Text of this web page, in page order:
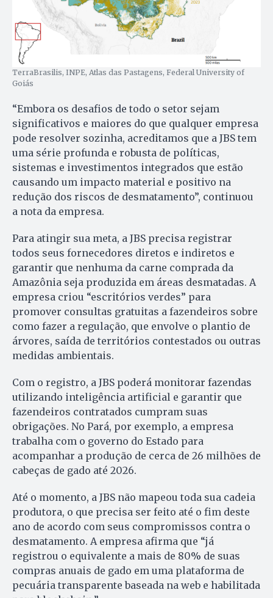
TerraBrasilis, INPE, Atlas das Pastagens, Federal University of
Goiás
“Embora os desafios de todo o setor sejam
significativos e maiores do que qualquer empresa
pode resolver sozinha, acreditamos que a JBS tem
uma série profunda e robusta de políticas,
sistemas e investimentos integrados que estão
causando um impacto material e positivo na
redução dos riscos de desmatamento”, continuou
a nota da empresa.
Para atingir sua meta, a JBS precisa registrar
todos seus fornecedores diretos e indiretos e
garantir que nenhuma da carne comprada da
Amazônia seja produzida em áreas desmatadas. A
empresa criou “escritórios verdes” para
promover consultas gratuitas a fazendeiros sobre
como fazer a regulação, que envolve o plantio de
árvores, saída de territórios contestados ou outras
medidas ambientais.
Com o registro, a JBS poderá monitorar fazendas
utilizando inteligência artificial e garantir que
fazendeiros contratados cumpram suas
obrigações. No Pará, por exemplo, a empresa
trabalha com o governo do Estado para
acompanhar a produção de cerca de 26 milhões de
cabeças de gado até 2026.
Até o momento, a JBS não mapeou toda sua cadeia
produtora, o que precisa ser feito até o fim deste
ano de acordo com seus compromissos contra o
desmatamento. A empresa afirma que “já
registrou o equivalente a mais de 80% de suas
compras anuais de gado em uma plataforma de
pecuária transparente baseada na web e habilitada